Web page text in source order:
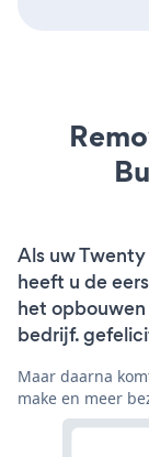
Als uw
heeft u de
het
bedrijf.
Maar daarna
make en meer